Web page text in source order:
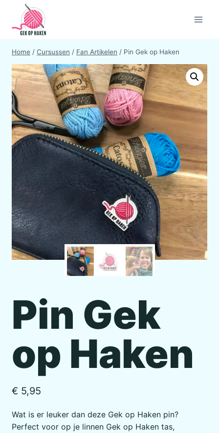
Doorgaan
inhoud
Home / Cursussen / Fan Artikelen / Pin Gek op Haken
Pin Gek
op Haken
€ 5,95
Wat is er leuker dan deze Gek op Haken pin?
Perfect voor op je linnen Gek op Haken tas,